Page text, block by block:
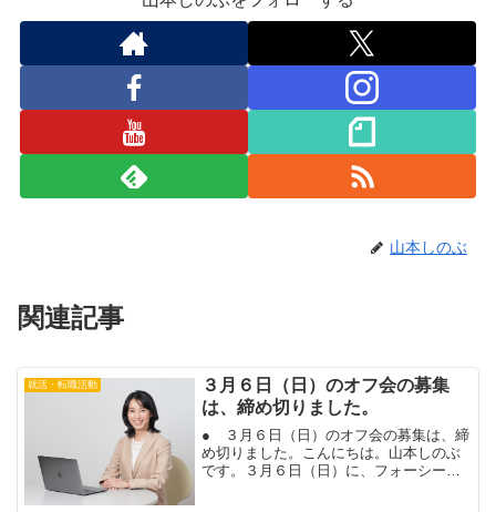
山本しのぶ
関連記事
就活・転職活動
３月６日（日）のオフ会の募集
は、締め切りました。
● ３月６日（日）のオフ会の募集は、締
め切りました。こんにちは。山本しのぶ
です。３月６日（日）に、フォーシーズ